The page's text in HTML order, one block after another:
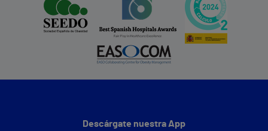
Descárgate nuestra App